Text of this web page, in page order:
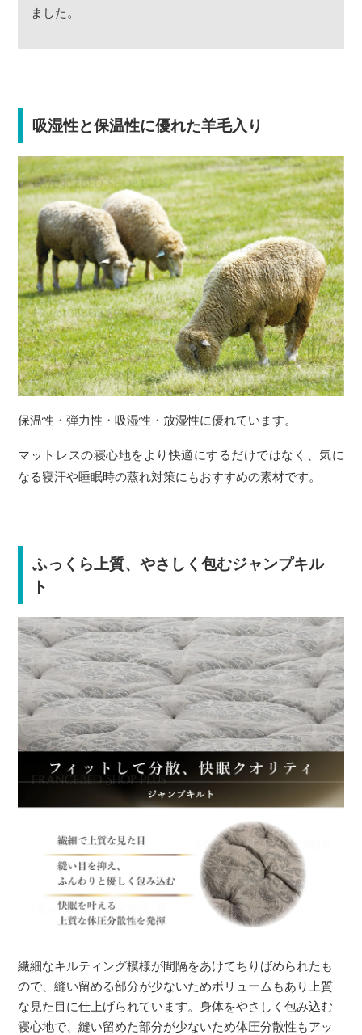
ました。
吸湿性と保温性に優れた羊毛入り
保温性・弾力性・吸湿性・放湿性に優れています。
マットレスの寝心地をより快適にするだけではなく、気に
なる寝汗や睡眠時の蒸れ対策にもおすすめの素材です。
ふっくら上質、やさしく包むジャンプキル
ト
繊細なキルティング模様が間隔をあけてちりばめられたも
ので、縫い留める部分が少ないためボリュームもあり上質
な見た目に仕上げられています。身体をやさしく包み込む
寝心地で、縫い留めた部分が少ないため体圧分散性もアッ